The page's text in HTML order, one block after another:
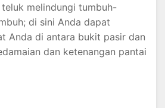
melindungi tumbuh-
di sini Anda dapat
Anda di antara bukit pasir dan
dan ketenangan pantai